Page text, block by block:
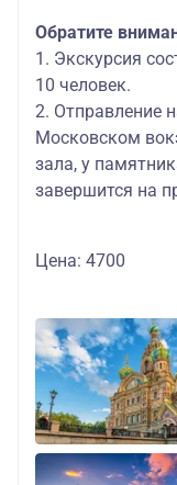
Обратите
1. Экскурсия
10 человек.
2. Отправление
Московском
зала, у
завершится на
Цена: 4700